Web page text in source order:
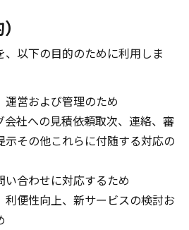
以下の目的のために利用しま
営および管理のため
会社への見積依頼取次、連絡、審
示その他これらに付随する対応の
い合わせに対応するため
利便性向上、新サービスの検討お